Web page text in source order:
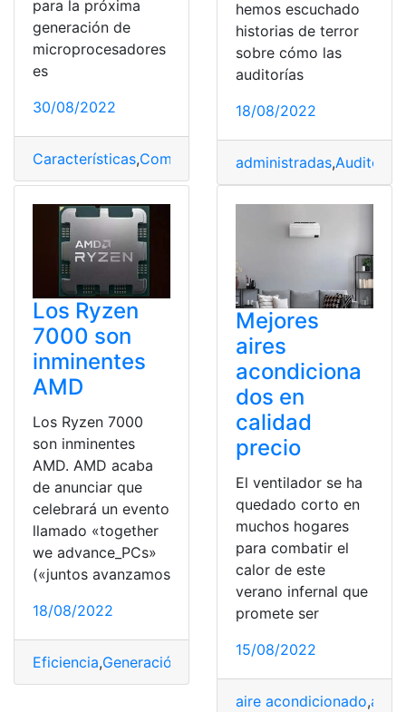
para la próxima
generación de
microprocesadores
es
30/08/2022
Características,Competencia Eficiencia,Procesador
hemos escuchado
historias de terror
sobre cómo las
auditorías
18/08/2022
administradas,Auditoría
Los Ryzen
7000 son
inminentes
AMD
Los Ryzen 7000
son inminentes
AMD. AMD acaba
de anunciar que
celebrará un evento
llamado «together
we advance_PCs»
(«juntos avanzamos
18/08/2022
Eficiencia,Generación Procesador
Mejores
aires
acondiciona
dos en
calidad
precio
El ventilador se ha
quedado corto en
muchos hogares
para combatir el
calor de este
verano infernal que
promete ser
15/08/2022
aire acondicionado,